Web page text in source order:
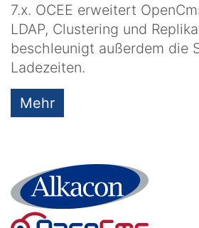
7.x. OCEE erweitert
LDAP, Clustering und
beschleunigt außerdem die
Ladezeiten.
Mehr